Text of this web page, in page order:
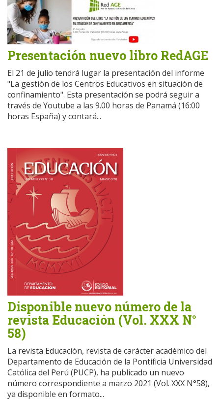
Presentación nuevo libro RedAGE
El 21 de julio tendrá lugar la presentación del informe
"La gestión de los Centros Educativos en situación de
confinamiento". Esta presentación se podrá seguir a
través de Youtube a las 9.00 horas de Panamá (16:00
horas España) y contará...
Disponible nuevo número de la
revista Educación (Vol. XXX N°
58)
La revista Educación, revista de carácter académico del
Departamento de Educación de la Pontificia Universidad
Católica del Perú (PUCP), ha publicado un nuevo
número correspondiente a marzo 2021 (Vol. XXX N°58),
ya disponible en formato...